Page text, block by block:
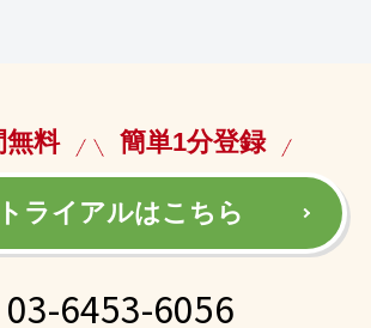
無料 簡単1分登録
ライアルはこちら
03-6453-6056